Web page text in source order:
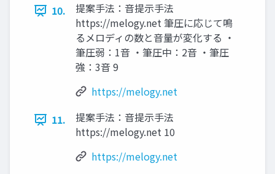
10.
提案手法：音提示手法
https://melogy.net 筆圧に応じて鳴
るメロディの数と音量が変化する ・
筆圧弱：1音 ・筆圧中：2音 ・筆圧
強：3音 9
https://melogy.net
11.
提案手法：音提示手法
https://melogy.net 10
https://melogy.net